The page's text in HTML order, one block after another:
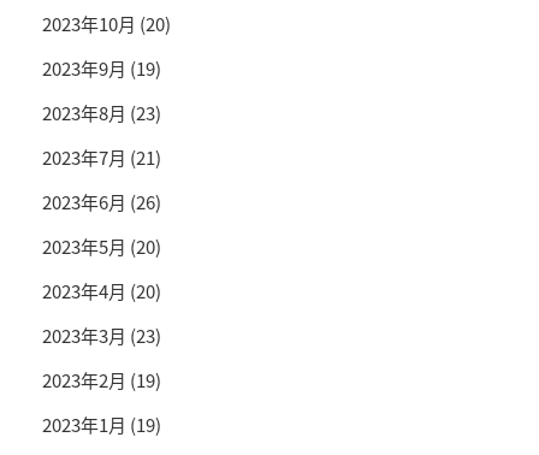
2023年10月 (20)
2023年9月 (19)
2023年8月 (23)
2023年7月 (21)
2023年6月 (26)
2023年5月 (20)
2023年4月 (20)
2023年3月 (23)
2023年2月 (19)
2023年1月 (19)